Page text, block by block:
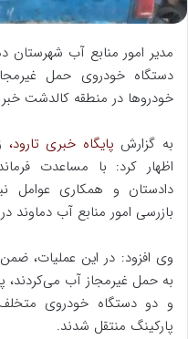
دستگاه خودروی حمل
خودروها در منطقه کالدشت خبر
به گزارش پایگاه خبری تارود،
اظهار کرد: با مساعدت
دادستان و همکاری عوامل
بازرسی امور منابع آب
به حمل غیرمجاز آب می‌کردند،
و دو دستگاه خودروی
پارکینگ منتقل شدند.